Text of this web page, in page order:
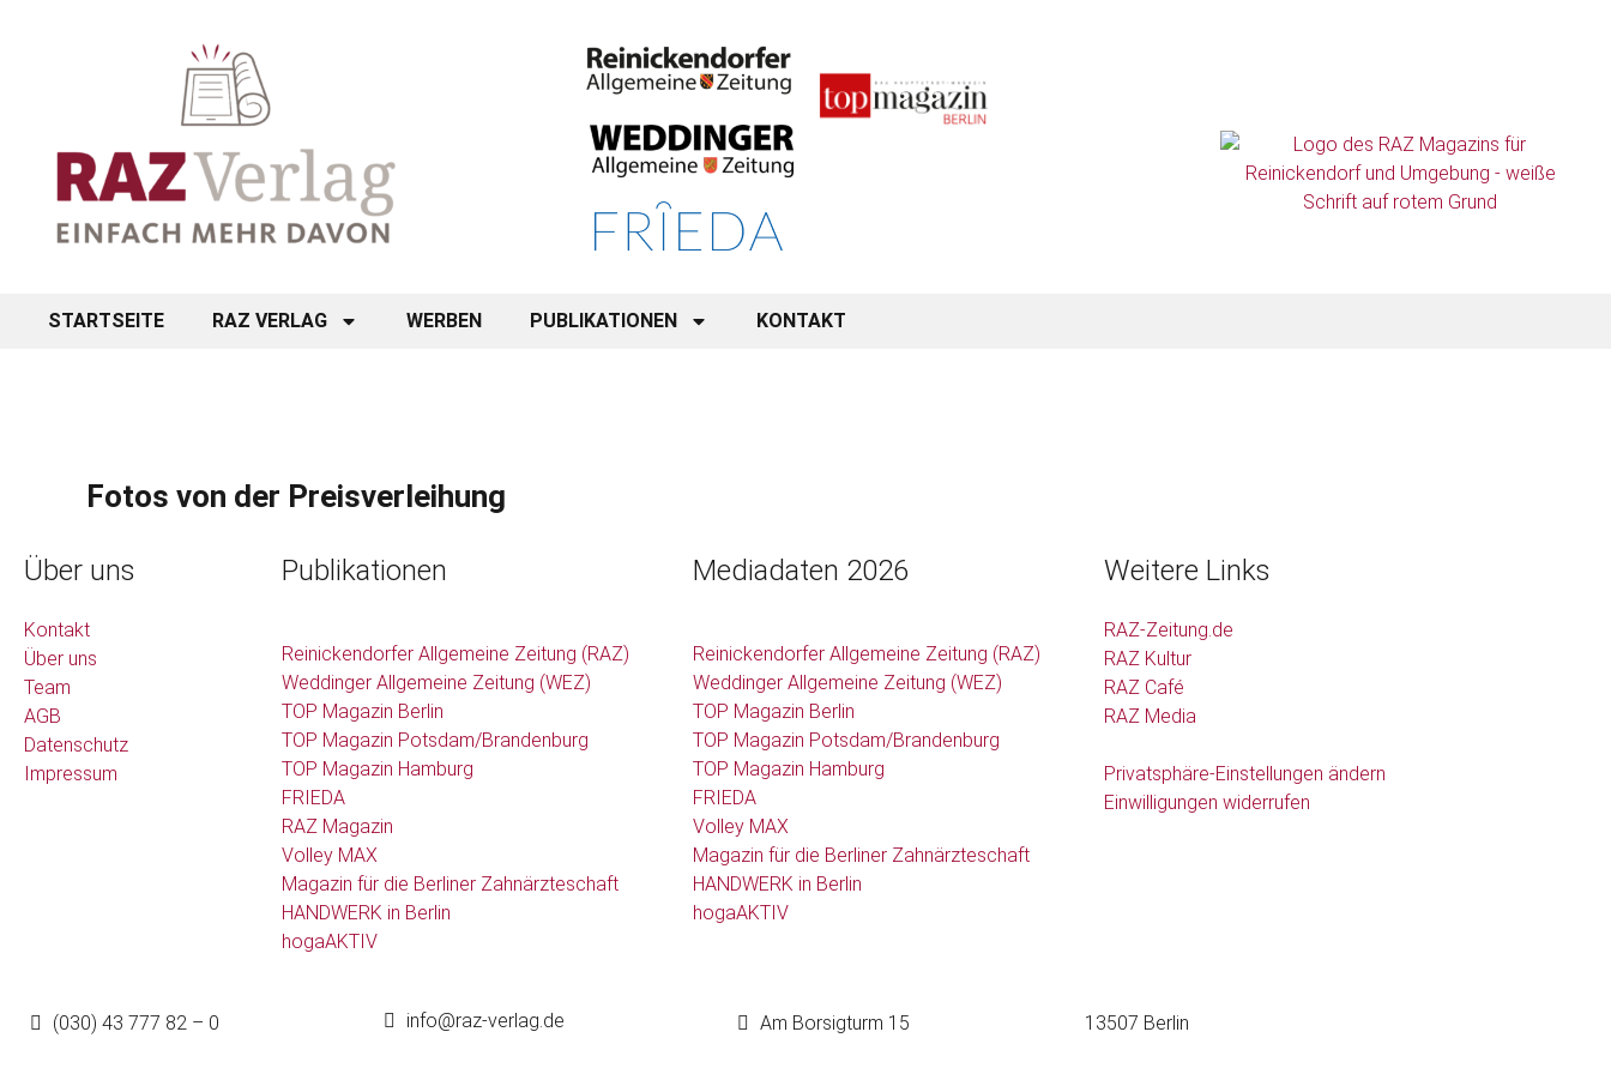
STARTSEITE RAZ VERLAG WERBEN PUBLIKATIONEN KONTAKT
Fotos von der Preisverleihung
Über uns
Kontakt
Über uns
Team
AGB
Datenschutz
Impressum
Publikationen
Reinickendorfer Allgemeine Zeitung (RAZ)
Weddinger Allgemeine Zeitung (WEZ)
TOP Magazin Berlin
TOP Magazin Potsdam/Brandenburg
TOP Magazin Hamburg
FRIEDA
RAZ Magazin
Volley MAX
Magazin für die Berliner Zahnärzteschaft
HANDWERK in Berlin
hogaAKTIV
Mediadaten 2026
Reinickendorfer Allgemeine Zeitung (RAZ)
Weddinger Allgemeine Zeitung (WEZ)
TOP Magazin Berlin
TOP Magazin Potsdam/Brandenburg
TOP Magazin Hamburg
FRIEDA
Volley MAX
Magazin für die Berliner Zahnärzteschaft
HANDWERK in Berlin
hogaAKTIV
Weitere Links
RAZ-Zeitung.de
RAZ Kultur
RAZ Café
RAZ Media
Privatsphäre-Einstellungen ändern
Einwilligungen widerrufen
(030) 43 777 82 – 0 info@raz-verlag.de Am Borsigturm 15 13507 Berlin